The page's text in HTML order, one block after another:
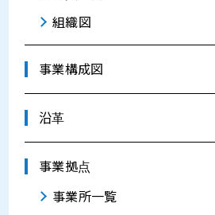
組織図
事業構成図
沿革
事業拠点
事業所一覧